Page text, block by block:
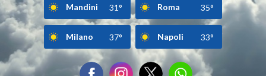
Mandini 31° Roma 35°
Milano 37° Napoli 33°